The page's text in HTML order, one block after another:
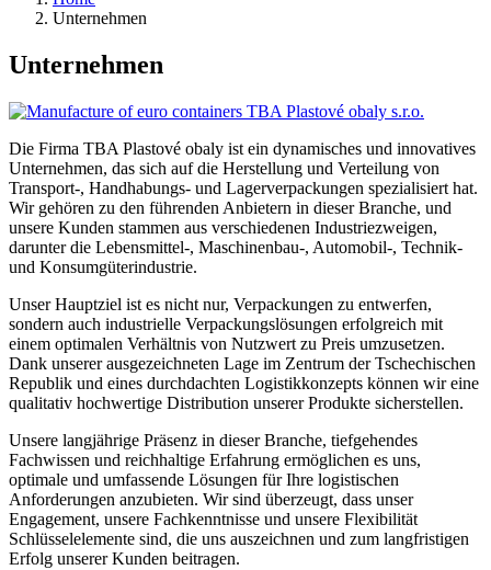
Unternehmen
Unternehmen
Die Firma TBA Plastové obaly ist ein dynamisches und innovatives
Unternehmen, das sich auf die Herstellung und Verteilung von
Transport-, Handhabungs- und Lagerverpackungen spezialisiert hat.
Wir gehören zu den führenden Anbietern in dieser Branche, und
unsere Kunden stammen aus verschiedenen Industriezweigen,
darunter die Lebensmittel-, Maschinenbau-, Automobil-, Technik-
und Konsumgüterindustrie.
Unser Hauptziel ist es nicht nur, Verpackungen zu entwerfen,
sondern auch industrielle Verpackungslösungen erfolgreich mit
einem optimalen Verhältnis von Nutzwert zu Preis umzusetzen.
Dank unserer ausgezeichneten Lage im Zentrum der Tschechischen
Republik und eines durchdachten Logistikkonzepts können wir eine
qualitativ hochwertige Distribution unserer Produkte sicherstellen.
Unsere langjährige Präsenz in dieser Branche, tiefgehendes
Fachwissen und reichhaltige Erfahrung ermöglichen es uns,
optimale und umfassende Lösungen für Ihre logistischen
Anforderungen anzubieten. Wir sind überzeugt, dass unser
Engagement, unsere Fachkenntnisse und unsere Flexibilität
Schlüsselelemente sind, die uns auszeichnen und zum langfristigen
Erfolg unserer Kunden beitragen.